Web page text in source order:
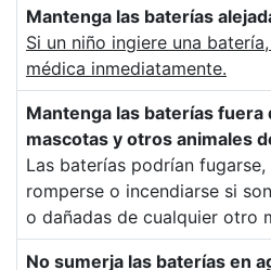
Mantenga las baterías
Si un niño ingiere una
médica inmediatamente.
Mantenga las baterías fuera
mascotas y otros animales
Las baterías podrían
romperse o incendiarse si
o dañadas de cualquier otro
No sumerja las baterías en